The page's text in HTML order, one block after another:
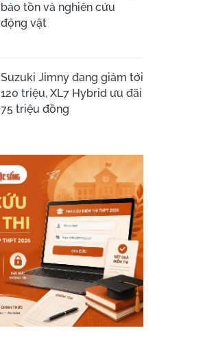
bảo tồn và nghiên cứu
động vật
Suzuki Jimny đang giảm tới
120 triệu, XL7 Hybrid ưu đãi
75 triệu đồng